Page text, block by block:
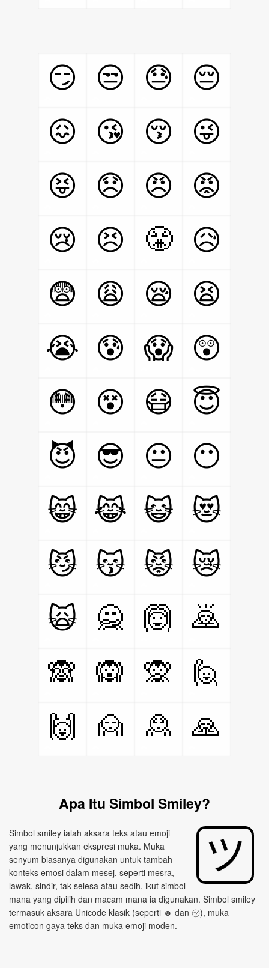
😏 😒 😓
😔
😖
😘 😚
😜
😝
😞 😠
😡
😢
😣 😤
😥
😨
😩 😪
😫
😭
😰 😱
😲
😳
😵 😷
😇
😈
😎 😐
😶
😸 😹 😺
😻
😼
😽 😾
😿
🙀
🙅 🙆
🙇
🙈
🙉 🙊
🙋
🙌
🙍 🙎 🙏
Apa Itu Simbol Smiley?
Simbol smiley ialah aksara teks atau emoji
yang menunjukkan ekspresi muka. Muka
senyum biasanya digunakan untuk tambah
konteks emosi dalam mesej, seperti mesra,
lawak, sindir, tak selesa atau sedih, ikut simbol
mana yang dipilih dan macam mana ia digunakan. Simbol smiley
termasuk aksara Unicode klasik (seperti ☻ dan ㋡), muka
emoticon gaya teks dan muka emoji moden.